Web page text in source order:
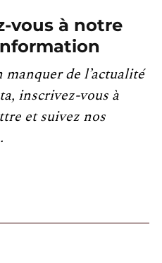
vous à notre
de l’actualité
inscrivez-vous à
et suivez nos